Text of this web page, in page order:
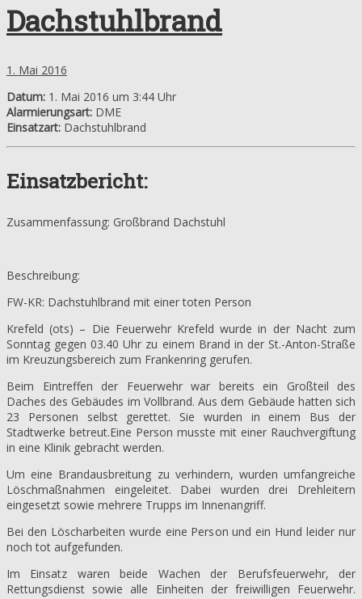
Dachstuhlbrand
1. Mai 2016
Datum: 1. Mai 2016 um 3:44 Uhr
Alarmierungsart: DME
Einsatzart: Dachstuhlbrand
Einsatzbericht:
Zusammenfassung: Großbrand Dachstuhl
Beschreibung:
FW-KR: Dachstuhlbrand mit einer toten Person
Krefeld (ots) – Die Feuerwehr Krefeld wurde in der Nacht zum
Sonntag gegen 03.40 Uhr zu einem Brand in der St.-Anton-Straße
im Kreuzungsbereich zum Frankenring gerufen.
Beim Eintreffen der Feuerwehr war bereits ein Großteil des
Daches des Gebäudes im Vollbrand. Aus dem Gebäude hatten sich
23 Personen selbst gerettet. Sie wurden in einem Bus der
Stadtwerke betreut.Eine Person musste mit einer Rauchvergiftung
in eine Klinik gebracht werden.
Um eine Brandausbreitung zu verhindern, wurden umfangreiche
Löschmaßnahmen eingeleitet. Dabei wurden drei Drehleitern
eingesetzt sowie mehrere Trupps im Innenangriff.
Bei den Löscharbeiten wurde eine Person und ein Hund leider nur
noch tot aufgefunden.
Im Einsatz waren beide Wachen der Berufsfeuerwehr, der
Rettungsdienst sowie alle Einheiten der freiwilligen Feuerwehr.